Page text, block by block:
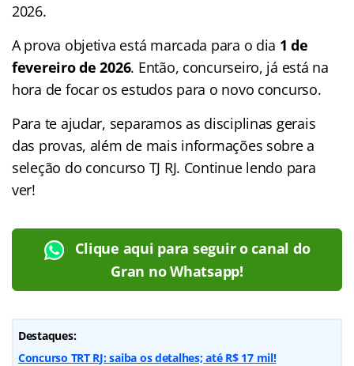
2026.
A prova objetiva está marcada para o dia 1 de
fevereiro de 2026. Então, concurseiro, já está na
hora de focar os estudos para o novo concurso.
Para te ajudar, separamos as disciplinas gerais
das provas, além de mais informações sobre a
seleção do concurso TJ RJ. Continue lendo para
ver!
Clique aqui para seguir o canal do
Gran no Whatsapp!
Destaques:
Concurso TRT RJ: saiba os detalhes; até R$ 17 mil!